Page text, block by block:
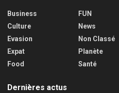
Business
Culture
Evasion
Expat
Food
FUN
News
Non Classé
Planète
Santé
Dernières actus